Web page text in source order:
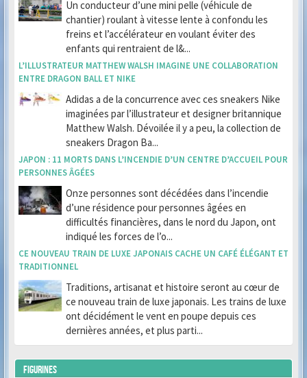
Un conducteur d’une mini pelle (véhicule de
chantier) roulant à vitesse lente à confondu les
freins et l’accélérateur en voulant éviter des
enfants qui rentraient de l&...
L’ILLUSTRATEUR MATTHEW WALSH IMAGINE UNE COLLABORATION
ENTRE DRAGON BALL ET NIKE
Adidas a de la concurrence avec ces sneakers Nike
imaginées par l’illustrateur et designer britannique
Matthew Walsh. Dévoilée il y a peu, la collection de
sneakers Dragon Ba...
JAPON : 11 MORTS DANS L’INCENDIE D’UN CENTRE D’ACCUEIL POUR
PERSONNES ÂGÉES
Onze personnes sont décédées dans l’incendie
d’une résidence pour personnes âgées en
difficultés financières, dans le nord du Japon, ont
indiqué les forces de l’o...
CE NOUVEAU TRAIN DE LUXE JAPONAIS CACHE UN CAFÉ ÉLÉGANT ET
TRADITIONNEL
Traditions, artisanat et histoire seront au cœur de
ce nouveau train de luxe japonais. Les trains de luxe
ont décidément le vent en poupe depuis ces
dernières années, et plus parti...
FIGURINES